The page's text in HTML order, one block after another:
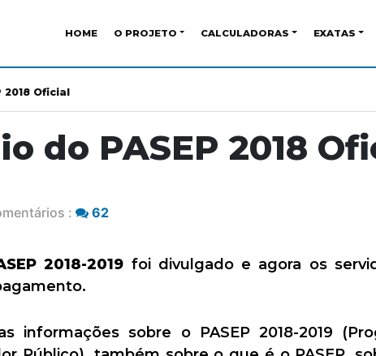
HOME O PROJETO CALCULADORAS EXATAS
2018 Oficial
do PASEP 2018
: 62
2018-2019 foi divulgado e agora os
informações sobre o PASEP 2018-2019